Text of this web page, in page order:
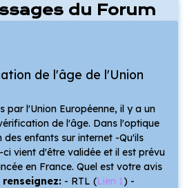
du Forum
de l'âge de l'Union
par l'Union Européenne, il y a un
de l'âge. Dans l'optique
enfants sur internet -Qu'ils
vient d'être validée et il est prévu
en France. Quel est votre avis
renseignez: - RTL (Lien 1) -